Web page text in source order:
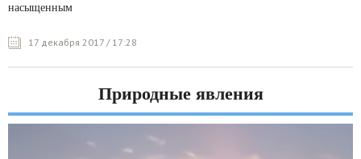
насыщенным
17 декабря 2017 / 17:28
Природные явления